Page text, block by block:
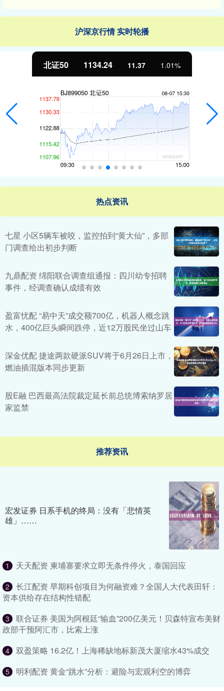
沪深京行情 实时轮播
北证50 1134.24 11.37 1.01%
热点资讯
七星 小区5辆车被咬，监控拍到“黄大仙”，多部
门调查给出初步判断
九鼎配资 绵阳联合调查组通报：四川幼专招聘
事件，经调查确认成绩有效
盈富忧配 “易中天”成交额700亿，机器人概念跳
水，400亿巨头瞬间跌停，近12万股民坐过山车
深金优配 捷途两款硬派SUV将于6月26日上市，
燃油插混版本同步更新
股E融 巴西最高法院裁定延长前总统博索纳罗居
家监禁
推荐资讯
宏发证券 日系手机的终局：没有「悲情英
雄」……
1 天天配资 柬埔寨要求立即无条件停火，泰国回应
2
长江配资 早期科创项目为何融资难？全国人大代表田轩：
资本供给存在结构性错配
3
联合证券 美国为阿根廷“输血”200亿美元！贝森特宣布美财
政部干预阿汇市，比索上涨
4 双盈策略 16.2亿！上海稀缺地标新茂大厦缩水43%成交
5 明利配资 黄金“跳水”分析：避险与宏观利空的博弈